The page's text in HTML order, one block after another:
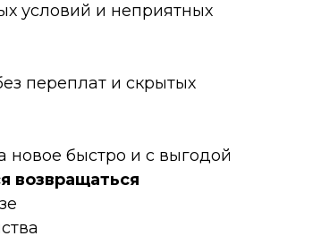
условий и неприятных
переплат и скрытых
новое быстро и с выгодой
возвращаться